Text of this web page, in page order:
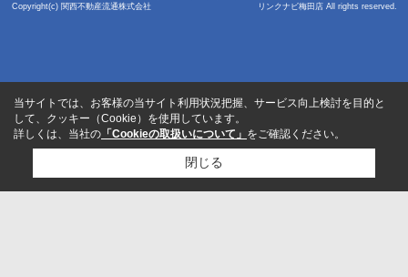
Copyright(c) 関西不動産流通株式会社 リンクナビ梅田店 All rights reserved.
当サイトでは、お客様の当サイト利用状況把握、サービス向上検討を目的と
して、クッキー（Cookie）を使用しています。
詳しくは、当社の 「Cookieの取扱いについて」 をご確認ください。
閉じる